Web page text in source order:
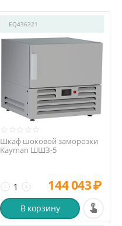
EQ436321
Шкаф шоковой заморозки
Kayman ШШЗ-5
+
− 144 043₽
В корзину